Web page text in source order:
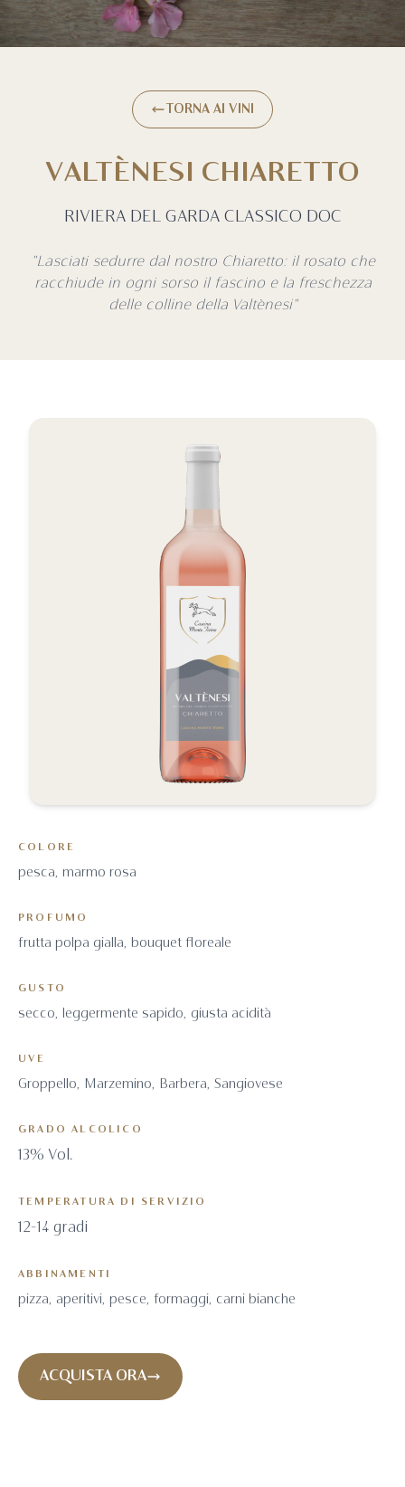
TORNA AI VINI
VALTÈNESI CHIARETTO
RIVIERA DEL GARDA CLASSICO DOC
"Lasciati sedurre dal nostro Chiaretto: il rosato che
racchiude in ogni sorso il fascino e la freschezza
delle colline della Valtènesi"
Dettagli vino
COLORE
pesca, marmo rosa
PROFUMO
frutta polpa gialla, bouquet floreale
GUSTO
secco, leggermente sapido, giusta acidità
UVE
Groppello, Marzemino, Barbera, Sangiovese
GRADO ALCOLICO
13% Vol.
TEMPERATURA DI SERVIZIO
12-14 gradi
ABBINAMENTI
pizza, aperitivi, pesce, formaggi, carni bianche
ACQUISTA ORA